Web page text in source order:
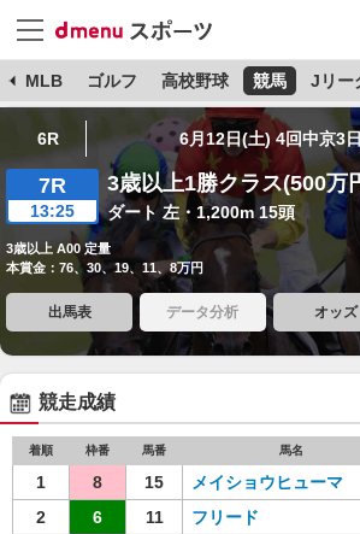
MLB ゴルフ 高校野球 競馬 Jリー
6R 6月12日(土) 4回中京3
7R
13:25
3歳以上1勝クラス(500万
ダート 左・1,200m 15頭
3歳以上 A00 定量
本賞金：76、30、19、11、8万円
出馬表 データ分析 オッズ
競走成績
着順 枠番 馬番 馬名
1 8 15 メイショウヒューマ
2
6 11 フリード